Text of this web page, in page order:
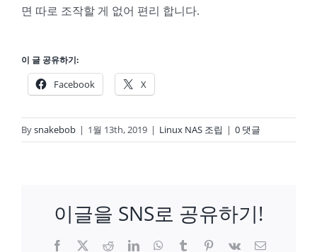
면 따로 조작할 게 없어 편리 합니다.
이 글 공유하기:
Facebook X
Bysnakebob | 1월 13th, 2019 | Linux NAS 조립 | 0 댓글
이글을 SNS로 공유하기!
Facebook
X RedditLinkedInWhatsApp
TumblrPinterest
Vk
이